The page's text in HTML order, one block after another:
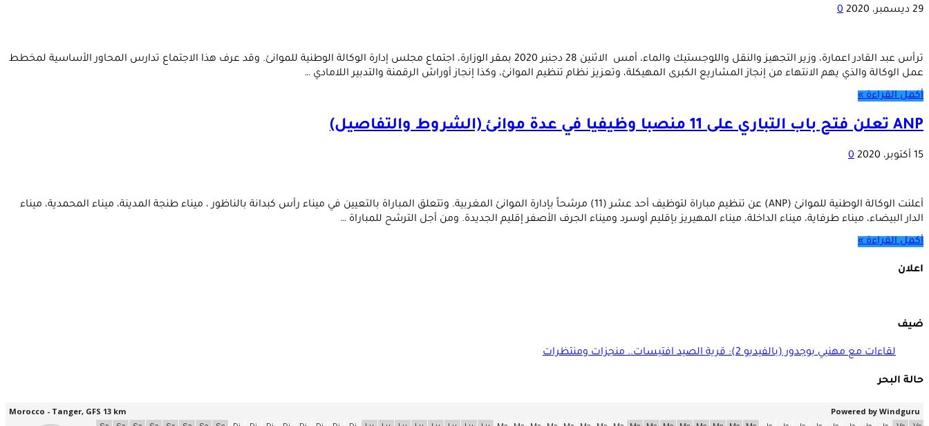
29 ديسمبر، 2020 0
ترأس عبد القادر اعمارة، وزير التجهيز والنقل واللوجستيك والماء، أمس الاثنين 28 دجنبر 2020 بمقر الوزارة، اجتماع مجلس إدارة الوكالة الوطنية للموانئ. وقد عرف هذا الاجتماع تدارس المحاور الأساسية لمخطط
عمل الوكالة والذي يهم الانتهاء من إنجاز المشاريع الكبرى المهيكلة، وتعزيز نظام تنظيم الموانئ، وكذا إنجاز أوراش الرقمنة والتدبير اللامادي …
أكمل القراءة »
ANP تعلن فتح باب التباري على 11 منصبا وظيفيا في عدة موانئ (الشروط والتفاصيل)
15 أكتوبر، 2020 0
أعلنت الوكالة الوطنية للموانئ (ANP) عن تنظيم مباراة لتوظيف أحد عشر (11) مرشحاً بإدارة الموانئ المغربية. وتتعلق المباراة بالتعيين في ميناء رأس كبدانة بالناظور ، ميناء طنجة المدينة، ميناء المحمدية، ميناء
الدار البيضاء، ميناء طرفاية، ميناء الداخلة، ميناء المهيريز بإقليم أوسرد وميناء الجرف الأصفر إقليم الجديدة. ومن أجل الترشح للمباراة …
أكمل القراءة »
اعلان
ضيف
لقاءات مع مهنيي بوجدور (بالفيديو 2): قرية الصيد افتيسات.. منجزات ومنتظرات
حالة البحر